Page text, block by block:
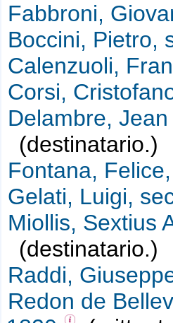
Fabbroni,
Boccini, Pietro,
Calenzuoli,
Corsi,
Delambre,
(destinatario.)
Fontana,
Gelati, Luigi,
Miollis, Sextius
(destinatario.)
Raddi,
Redon de